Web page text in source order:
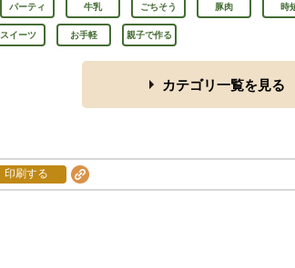
パーティ 牛乳 ごちそう 豚肉 時
スイーツ お手軽 親子で作る
カテゴリ一覧を見る
印刷する